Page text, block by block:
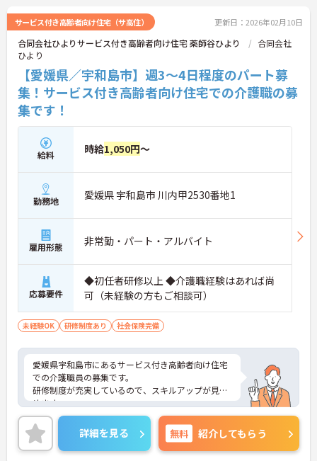
詳細をお話いたしますので、お気軽にご相談くださ
い。
サービス付き高齢者向け住宅（サ高住） 更新日：2026年02月10日
合同会社ひよりサービス付き高齢者向け住宅 薬師谷ひより
合同会社
ひより
【愛媛県／宇和島市】週3～4日程度のパート募
集！サービス付き高齢者向け住宅での介護職の募
集です！
給料 時給1,050円～
勤務地 愛媛県 宇和島市 川内甲2530番地1
雇用形態 非常勤・パート・アルバイト
応募要件
◆初任者研修以上 ◆介護職経験はあれば尚
可（未経験の方もご相談可）
未経験OK 研修制度あり 社会保険完備
愛媛県宇和島市にあるサービス付き高齢者向け住宅
での介護職員の募集です。
研修制度が充実しているので、スキルアップが見込
めます。
勤務日数や勤務時間などはご相談ください。
ご興味のある方には、面接対策ポイントなど、さら
に詳細をお話しいたしますのでお気軽にご相談くだ
さい！
詳細を見る 無料 紹介してもらう